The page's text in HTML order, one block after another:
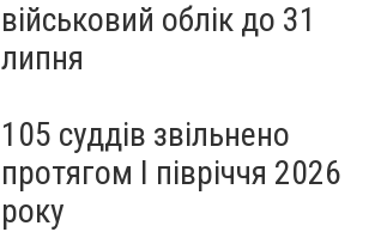
військовий облік до 31
липня
105 суддів звільнено
протягом I півріччя 2026
року